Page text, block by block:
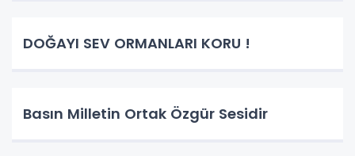
DOĞAYI SEV ORMANLARI KORU !
Basın Milletin Ortak Özgür Sesidir